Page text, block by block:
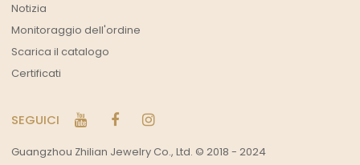
Notizia
Monitoraggio dell'ordine
Scarica il catalogo
Certificati
SEGUICI
Guangzhou Zhilian Jewelry Co., Ltd. © 2018 - 2024